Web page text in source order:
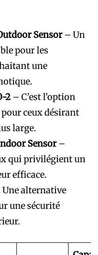
Sensor– Un
pour les
une
2– C’est l’option
ceux désirant
large.
Sensor–
qui privilégient un
efficace.
alternative
une sécurité